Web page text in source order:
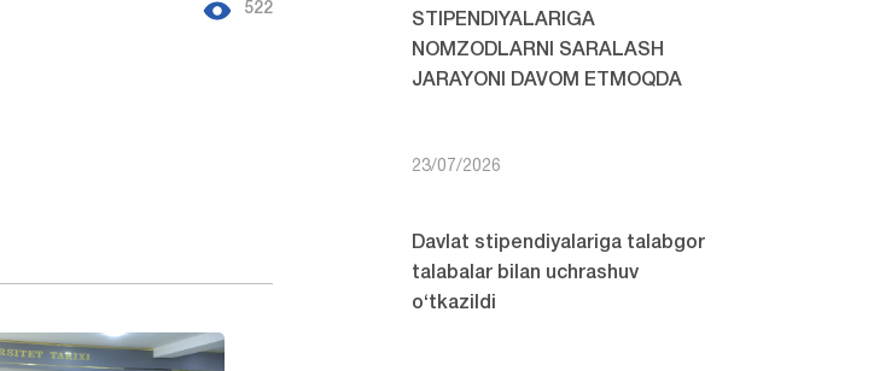
522
STIPENDIYALARIGA
NOMZODLARNI SARALASH
JARAYONI DAVOM ETMOQDA
23/07/2026
Davlat stipendiyalariga talabgor
talabalar bilan uchrashuv
o‘tkazildi